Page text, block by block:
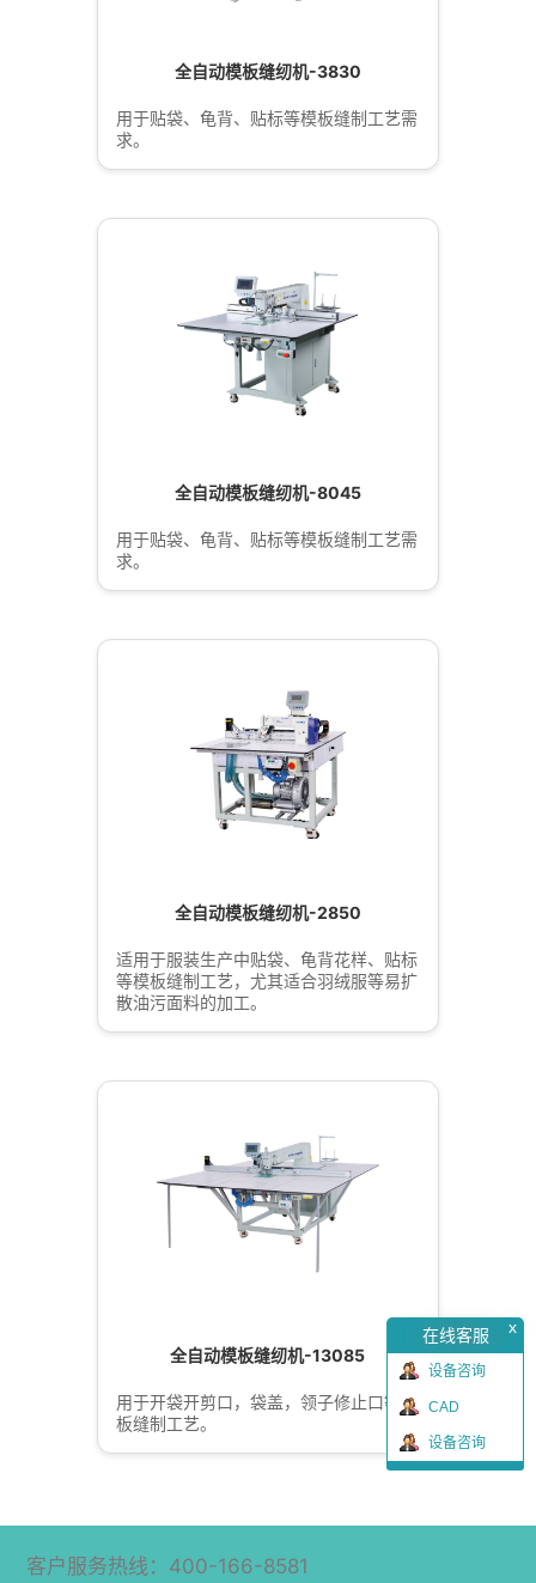
在线客服 x
设备咨询
CAD
设备咨询
全自动模板缝纫机-3830
用于贴袋、龟背、贴标等模板缝制工艺需
求。
全自动模板缝纫机-8045
用于贴袋、龟背、贴标等模板缝制工艺需
求。
全自动模板缝纫机-2850
适用于服装生产中贴袋、龟背花样、贴标
等模板缝制工艺，尤其适合羽绒服等易扩
散油污面料的加工。
全自动模板缝纫机-13085
用于开袋开剪口，袋盖，领子修止口等模
板缝制工艺。
客户服务热线：400-166-8581